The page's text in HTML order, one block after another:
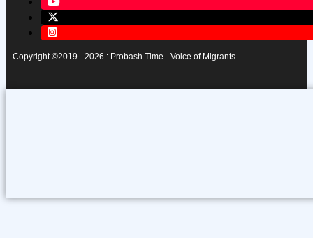
Copyright ©2019 - 2026 : Probash Time - Voice of Migrants